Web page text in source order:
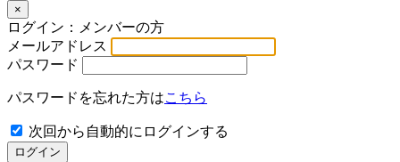
×
ログイン：メンバーの方
メールアドレス
パスワード
パスワードを忘れた方はこちら
次回から自動的にログインする